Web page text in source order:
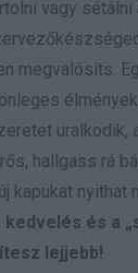
vagy sétálni
megvalósíts.
uralkodik,
hallgass rá
kapukat nyithat
és a
lejjebb!